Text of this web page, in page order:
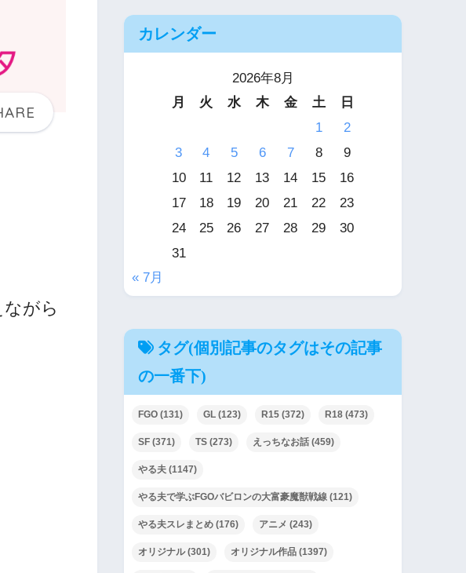
がら
カレンダー
2026年8月
月
火 水 木 金 土
日
1
2
3
4 5 6 7 8
9
10
11 12 13 14 15
16
17
18 19 20 21 22
23
24
25 26 27 28 29
30
31
« 7月
タグ(個別記事のタグはその記事
の一番下)
FGO (131) GL (123) R15 (372) R18 (473)
SF (371) TS (273) えっちなお話 (459)
やる夫 (1147)
やる夫で学ぶFGOバビロンの大富豪魔獣戦線 (121)
やる夫スレまとめ (176) アニメ (243)
オリジナル(301) オリジナル作品 (1397)